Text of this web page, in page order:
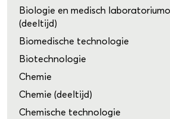
Biologie en medisch
(deeltijd)
Biomedische technologie
Biotechnologie
Chemie
Chemie (deeltijd)
Chemische technologie